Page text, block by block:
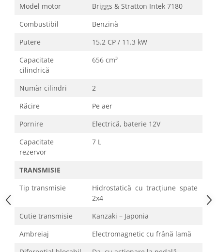
Model motor
Briggs & Stratton Intek 7180
Combustibil
Benzină
Putere
15.2 CP / 11.3 kW
Capacitate
cilindrică
656 cm³
Număr cilindri
2
Răcire
Pe aer
Pornire
Electrică, baterie 12V
Capacitate
rezervor
7 L
TRANSMISIE
Tip transmisie
Hidrostatică cu tracțiune spate
2x4
Cutie transmisie
Kanzaki – Japonia
Ambreiaj
Electromagnetic cu frână lamă